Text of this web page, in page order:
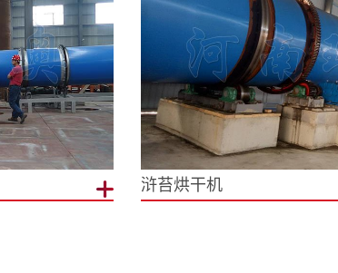
浒苔烘干机